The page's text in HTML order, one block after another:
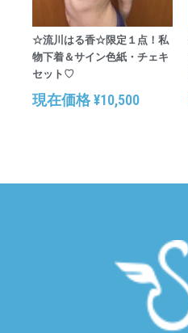
☆流川はる香☆限定１点！私
物下着＆サイン色紙・チェキ
セット♡
現在価格¥10,500